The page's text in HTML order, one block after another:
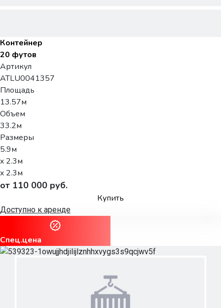
Контейнер
20 футов
Артикул
ATLU0041357
Площадь
13.57м
Объем
33.2м
Размеры
5.9м
x 2.3м
x 2.3м
от 110 000 руб.
Купить
Доступно к аренде
Спец.цена